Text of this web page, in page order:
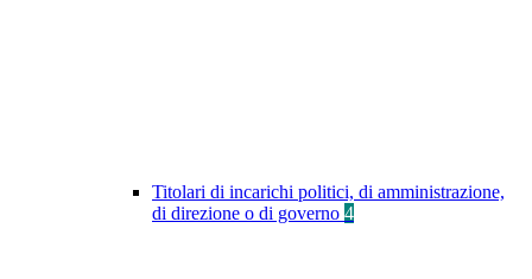
Titolari di incarichi politici, di amministrazione,
di direzione o di governo 4